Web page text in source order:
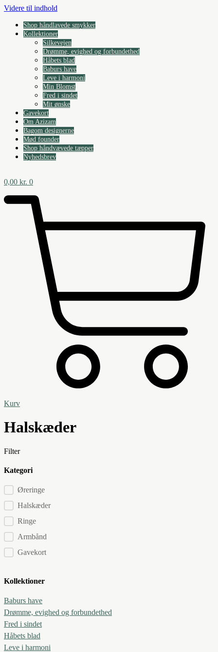
Videre til indhold
Shop håndlavede smykker
Kollektioner
Silkevejen
Drømme, evighed og forbundethed
Håbets blad
Baburs have
Leve i harmoni
Min Blomst
Fred i sindet
Mit ønske
Gavekort
Om Azizam
Bagom designerne
Mød founder
Shop håndvævede tæpper
Nyhedsbrev
0,00 kr. 0
Kurv
Halskæder
Filter
Kategori
Kategorier
Øreringe
Halskæder
Ringe
Armbånd
Gavekort
Kollektioner
Baburs have
Drømme, evighed og forbundethed
Fred i sindet
Håbets blad
Leve i harmoni